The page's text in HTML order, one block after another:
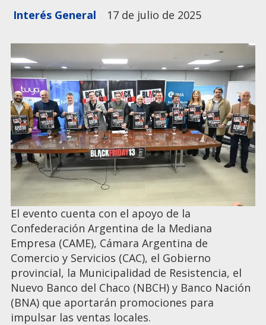
Interés General
17 de julio de 2025
El evento cuenta con el apoyo de la
Confederación Argentina de la Mediana
Empresa (CAME), Cámara Argentina de
Comercio y Servicios (CAC), el Gobierno
provincial, la Municipalidad de Resistencia, el
Nuevo Banco del Chaco (NBCH) y Banco Nación
(BNA) que aportarán promociones para
impulsar las ventas locales.